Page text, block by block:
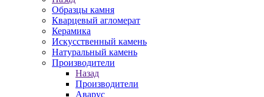
Образцы камня
Кварцевый агломерат
Керамика
Искусственный камень
Натуральный камень
Производители
Назад
Производители
Аварус